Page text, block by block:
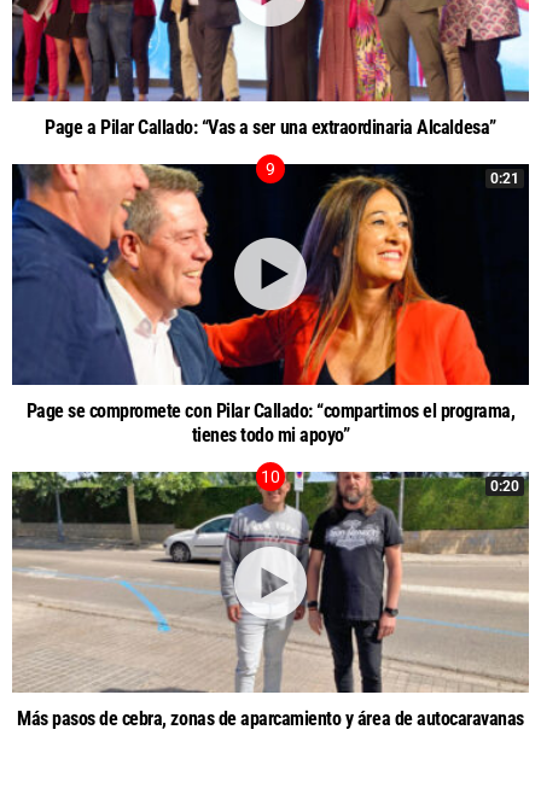
Page a Pilar Callado: “Vas a ser una extraordinaria Alcaldesa”
0:21
Page se compromete con Pilar Callado: “compartimos el programa,
tienes todo mi apoyo”
0:20
Más pasos de cebra, zonas de aparcamiento y área de autocaravanas